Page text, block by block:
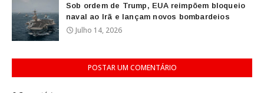
Sob ordem de Trump, EUA reimpõem bloqueio
naval ao Irã e lançam novos bombardeios
Julho 14, 2026
POSTAR UM COMENTÁRIO